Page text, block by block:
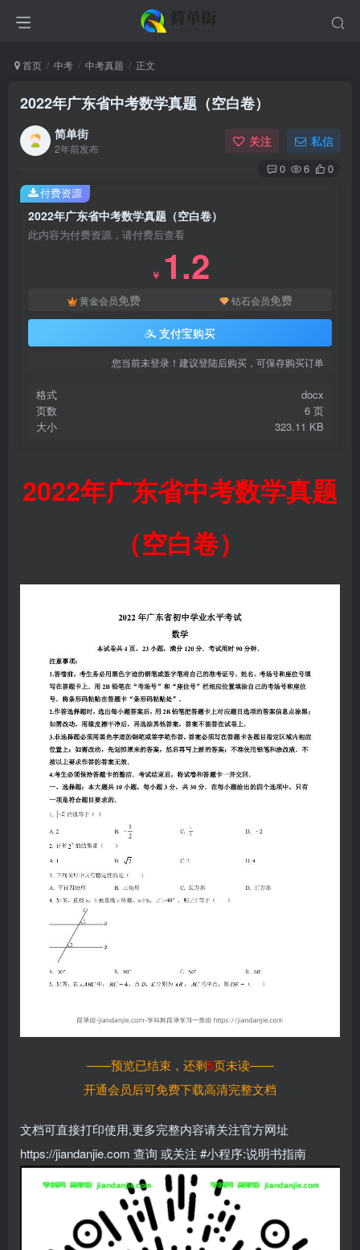
首页 中考 中考真题 正文
2022年广东省中考数学真题（空白卷）
简单街
2年前发布 关注 私信
0 6 0
2022年广东省中考数学真题（空白卷）
此内容为付费资源，请付费后查看
￥ 1.2
黄金会员免费 钻石会员免费
支付宝购买
您当前未登录！建议登陆后购买，可保存购买订单
格式
docx
页数
6 页
大小
323.11 KB
付费资源
2022年广东省中考数学真题
（空白卷）
——预览已结束，还剩5页未读——
开通会员后可免费下载高清完整文档
文档可直接打印使用,更多完整内容请关注官方网址
https://jiandanjie.com 查询 或关注 #小程序:说明书指南